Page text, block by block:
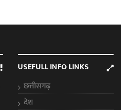
USEFULL INFO LINKS
छत्तीसगढ़
देश